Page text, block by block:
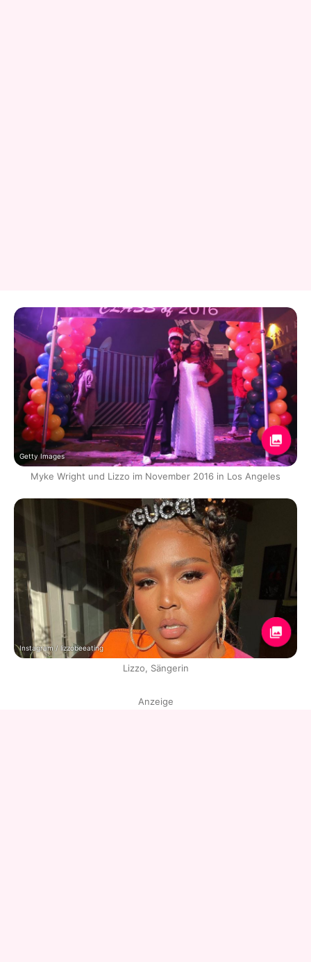
Getty Images
Myke Wright und Lizzo im November 2016 in Los Angeles
Instagram / lizzobeeating
Lizzo, Sängerin
Anzeige